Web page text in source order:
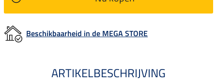
Beschikbaarheid in de MEGA STORE
ARTIKELBESCHRIJVING